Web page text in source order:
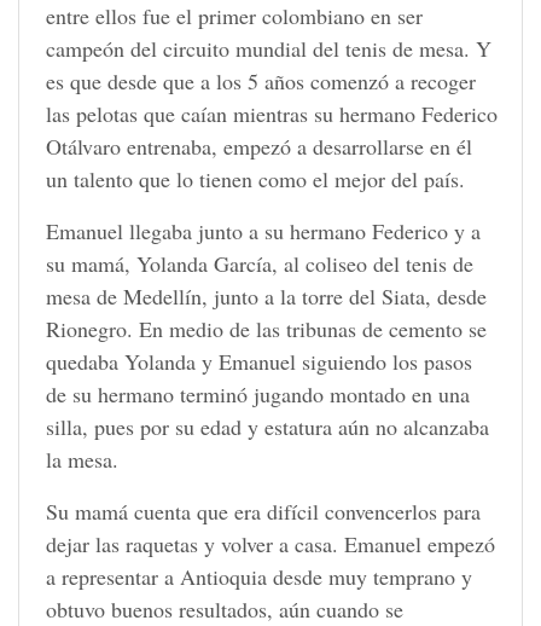
entre ellos fue el primer colombiano en ser
campeón del circuito mundial del tenis de mesa. Y
es que desde que a los 5 años comenzó a recoger
las pelotas que caían mientras su hermano Federico
Otálvaro entrenaba, empezó a desarrollarse en él
un talento que lo tienen como el mejor del país.
Emanuel llegaba junto a su hermano Federico y a
su mamá, Yolanda García, al coliseo del tenis de
mesa de Medellín, junto a la torre del Siata, desde
Rionegro. En medio de las tribunas de cemento se
quedaba Yolanda y Emanuel siguiendo los pasos
de su hermano terminó jugando montado en una
silla, pues por su edad y estatura aún no alcanzaba
la mesa.
Su mamá cuenta que era difícil convencerlos para
dejar las raquetas y volver a casa. Emanuel empezó
a representar a Antioquia desde muy temprano y
obtuvo buenos resultados, aún cuando se